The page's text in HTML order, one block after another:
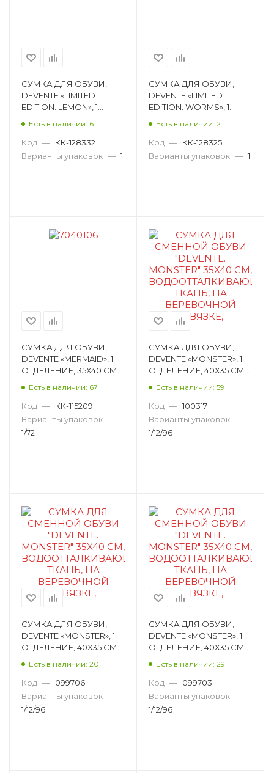
СУМКА ДЛЯ ОБУВИ,
DEVENTE «LIMITED
EDITION. LEMON», 1
Есть в наличии: 6
Код — КК-128332
Варианты упаковок — 1
СУМКА ДЛЯ ОБУВИ,
DEVENTE «LIMITED
EDITION. WORMS», 1
Есть в наличии: 2
Код — КК-128325
Варианты упаковок — 1
СУМКА ДЛЯ ОБУВИ,
DEVENTE «MERMAID», 1
ОТДЕЛЕНИЕ, 35Х40 СМ
Есть в наличии: 67
Код — КК-115209
Варианты упаковок —
1/72
СУМКА ДЛЯ ОБУВИ,
DEVENTE «MONSTER», 1
ОТДЕЛЕНИЕ, 40Х35 СМ
Есть в наличии: 59
Код — 100317
Варианты упаковок —
1/12/96
СУМКА ДЛЯ ОБУВИ,
DEVENTE «MONSTER», 1
ОТДЕЛЕНИЕ, 40Х35 СМ
Есть в наличии: 20
Код — 099706
Варианты упаковок —
1/12/96
СУМКА ДЛЯ ОБУВИ,
DEVENTE «MONSTER», 1
ОТДЕЛЕНИЕ, 40Х35 СМ
Есть в наличии: 29
Код — 099703
Варианты упаковок —
1/12/96